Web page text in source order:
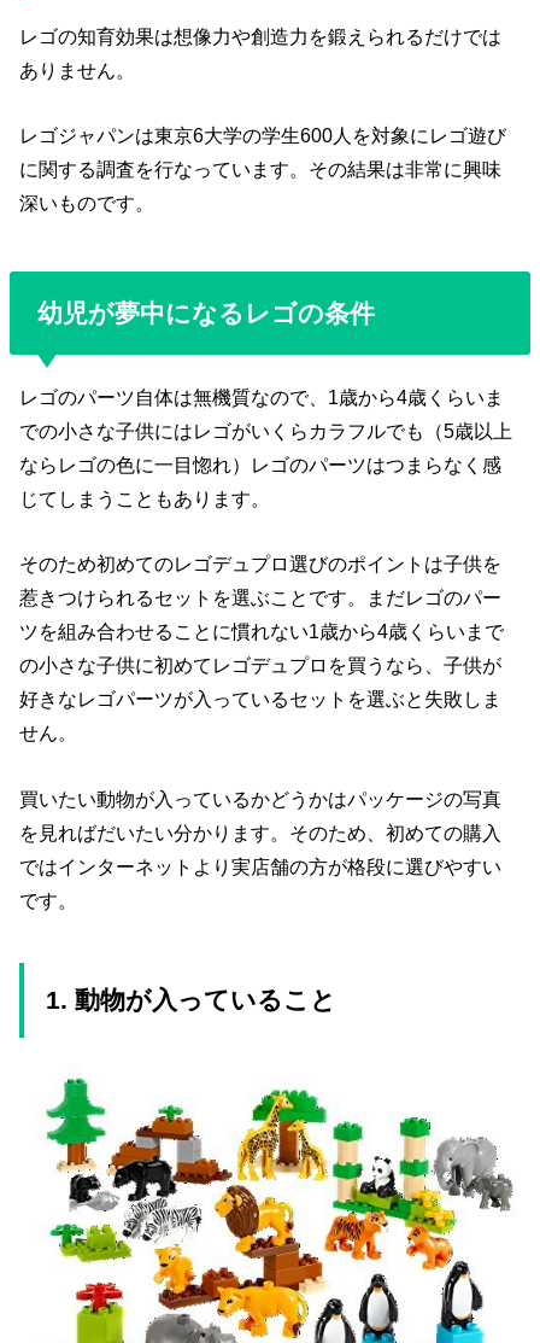
レゴの知育効果は想像力や創造力を鍛えられるだけでは
ありません。
レゴジャパンは東京6大学の学生600人を対象にレゴ遊び
に関する調査を行なっています。その結果は非常に興味
深いものです。
幼児が夢中になるレゴの条件
レゴのパーツ自体は無機質なので、1歳から4歳くらいま
での小さな子供にはレゴがいくらカラフルでも（5歳以上
ならレゴの色に一目惚れ）レゴのパーツはつまらなく感
じてしまうこともあります。
そのため初めてのレゴデュプロ選びのポイントは子供を
惹きつけられるセットを選ぶことです。まだレゴのパー
ツを組み合わせることに慣れない1歳から4歳くらいまで
の小さな子供に初めてレゴデュプロを買うなら、子供が
好きなレゴパーツが入っているセットを選ぶと失敗しま
せん。
買いたい動物が入っているかどうかはパッケージの写真
を見ればだいたい分かります。そのため、初めての購入
ではインターネットより実店舗の方が格段に選びやすい
です。
1. 動物が入っていること